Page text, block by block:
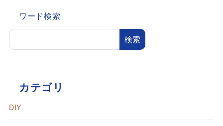
ワード検索
検索
カテゴリ
DIY